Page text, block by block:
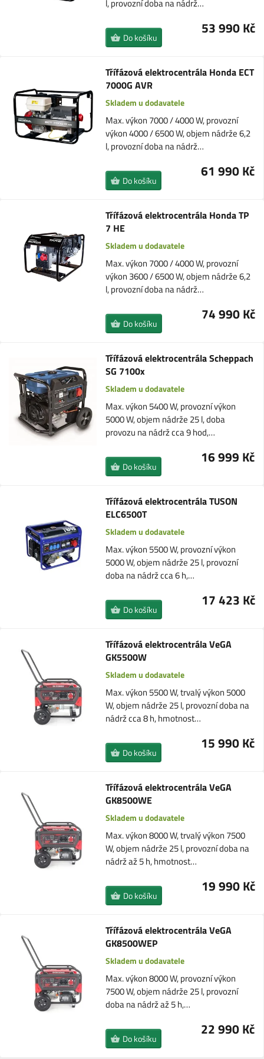
l, provozní doba na nádrž…
53 990 Kč
Do košíku
Třífázová elektrocentrála Honda ECT
7000G AVR
Skladem u dodavatele
Max. výkon 7000 / 4000 W, provozní
výkon 4000 / 6500 W, objem nádrže 6,2
l, provozní doba na nádrž…
61 990 Kč
Do košíku
Třífázová elektrocentrála Honda TP
7 HE
Skladem u dodavatele
Max. výkon 7000 / 4000 W, provozní
výkon 3600 / 6500 W, objem nádrže 6,2
l, provozní doba na nádrž…
74 990 Kč
Do košíku
Třífázová elektrocentrála Scheppach
SG 7100x
Skladem u dodavatele
Max. výkon 5400 W, provozní výkon
5000 W, objem nádrže 25 l, doba
provozu na nádrž cca 9 hod,…
16 999 Kč
Do košíku
Třífázová elektrocentrála TUSON
ELC6500T
Skladem u dodavatele
Max. výkon 5500 W, provozní výkon
5000 W, objem nádrže 25 l, provozní
doba na nádrž cca 6 h,…
17 423 Kč
Do košíku
Třífázová elektrocentrála VeGA
GK5500W
Skladem u dodavatele
Max. výkon 5500 W, trvalý výkon 5000
W, objem nádrže 25 l, provozní doba na
nádrž cca 8 h, hmotnost…
15 990 Kč
Do košíku
Třífázová elektrocentrála VeGA
GK8500WE
Skladem u dodavatele
Max. výkon 8000 W, trvalý výkon 7500
W, objem nádrže 25 l, provozní doba na
nádrž až 5 h, hmotnost…
19 990 Kč
Do košíku
Třífázová elektrocentrála VeGA
GK8500WEP
Skladem u dodavatele
Max. výkon 8000 W, provozní výkon
7500 W, objem nádrže 25 l, provozní
doba na nádrž až 5 h,…
22 990 Kč
Do košíku